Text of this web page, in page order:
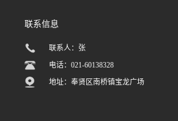
联系信息
联系人：张
电话：021-60138328
地址：奉贤区南桥镇宝龙广场